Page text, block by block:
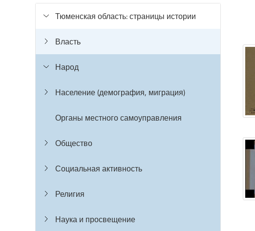
Тюменская область: страницы истории
Власть
Народ
Население (демография, миграция)
Органы местного самоуправления
Общество
Социальная активность
Религия
Наука и просвещение